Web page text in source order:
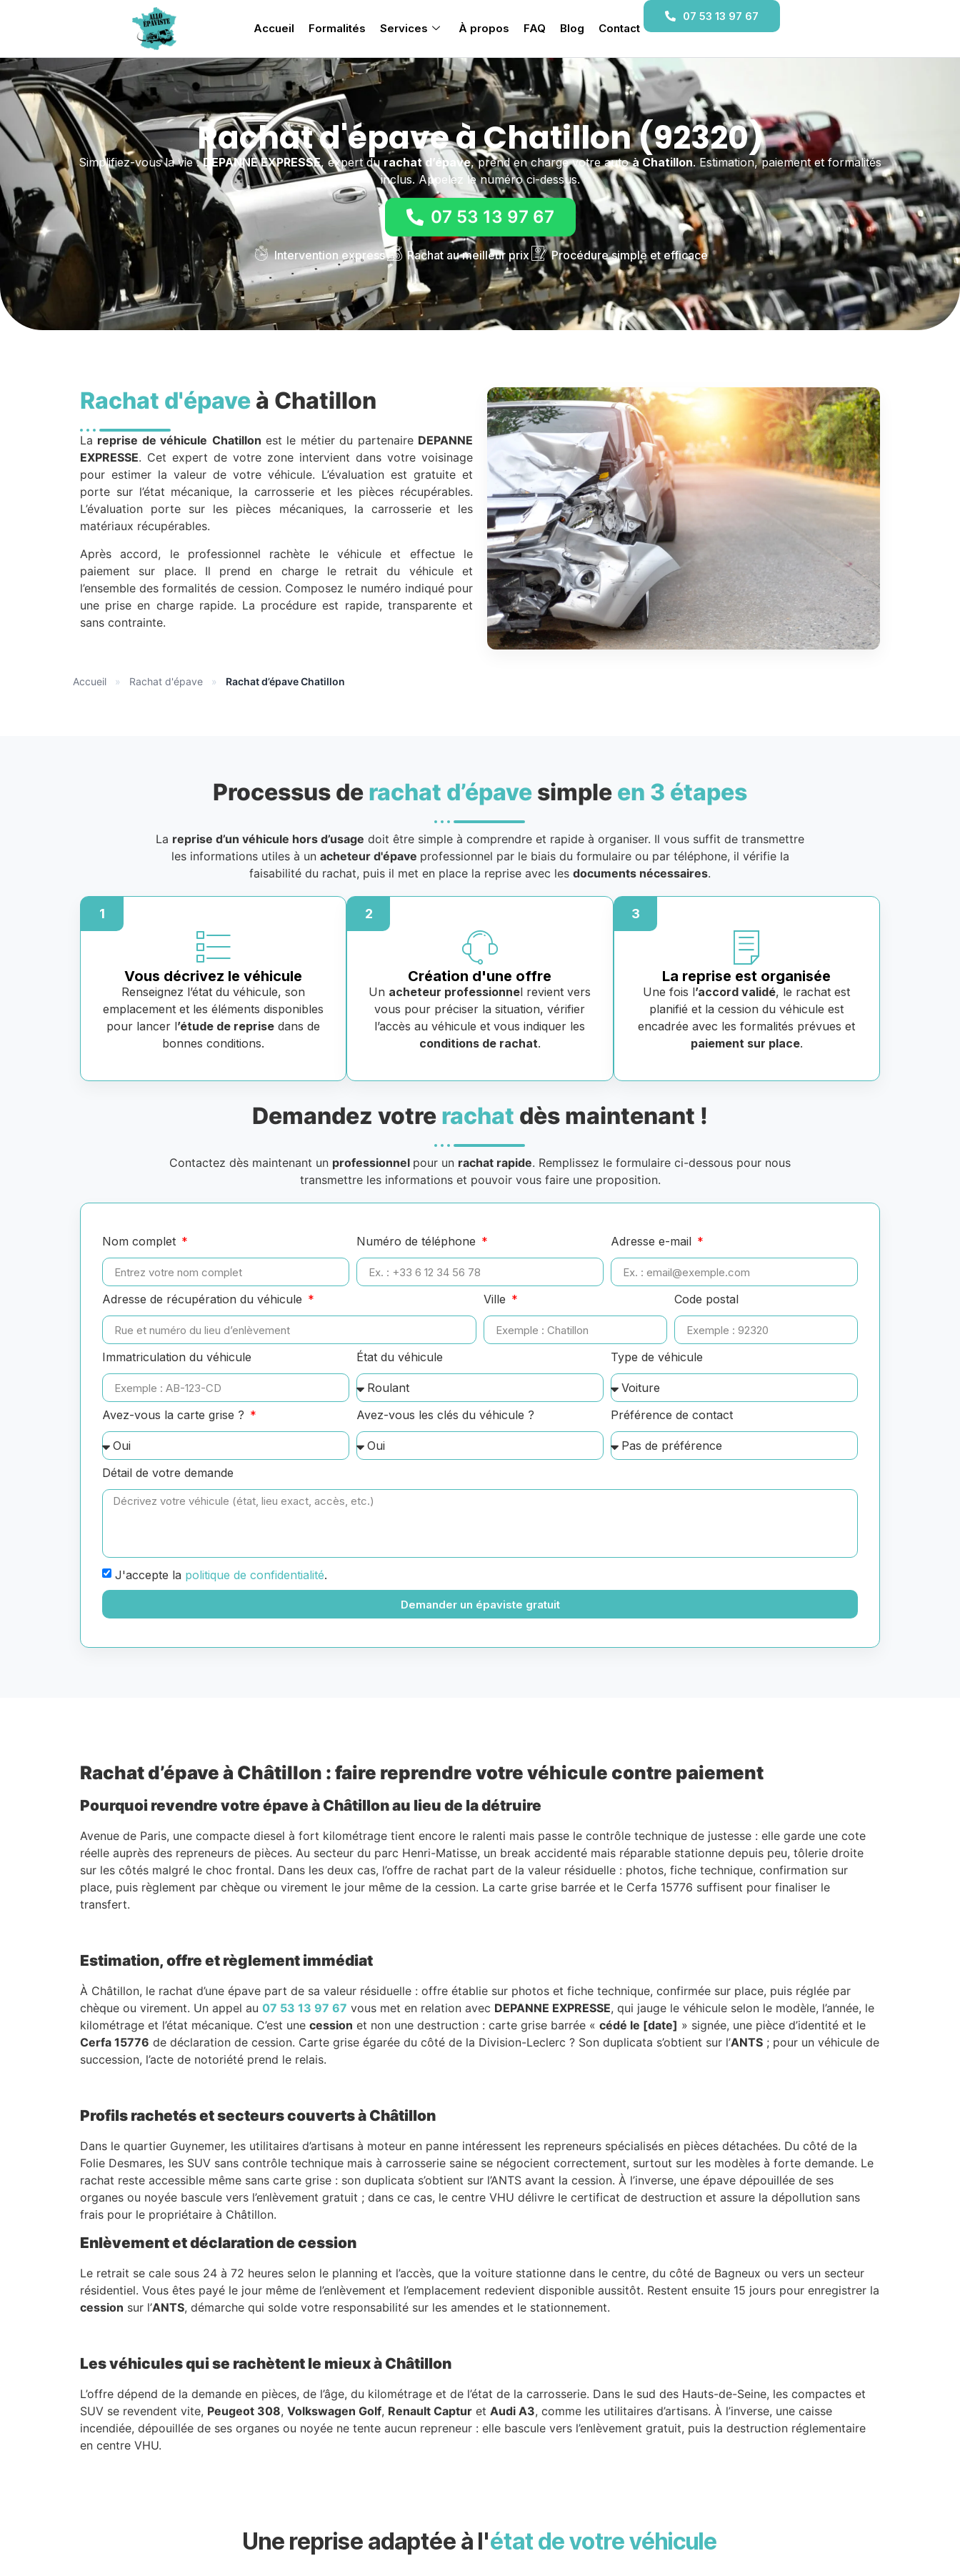
Accueil Formalités Services À propos FAQ Blog Contact
07 53 13 97 67
Rachat d'épave à Chatillon (92320)
Simplifiez-vous la vie :DEPANNE EXPRESSE, expert durachat d’épave, prend en charge votre autoà Chatillon. Estimation, paiement et formalités
inclus. Appelez le numéro ci-dessus.
07 53 13 97 67
Intervention express Rachat au meilleur prix Procédure simple et efficace
Rachat d'épave à Chatillon
La reprise de véhicule Chatillon est le métier du partenaire DEPANNE
EXPRESSE. Cet expert de votre zone intervient dans votre voisinage
pour estimer la valeur de votre véhicule. L’évaluation est gratuite et
porte sur l’état mécanique, la carrosserie et les pièces récupérables.
L’évaluation porte sur les pièces mécaniques, la carrosserie et les
matériaux récupérables.
Après accord, le professionnel rachète le véhicule et effectue le
paiement sur place. Il prend en charge le retrait du véhicule et
l’ensemble des formalités de cession. Composez le numéro indiqué pour
une prise en charge rapide. La procédure est rapide, transparente et
sans contrainte.
Accueil » Rachat d'épave » Rachat d’épave Chatillon
Processus de rachat d’épave simple en 3 étapes
La reprise d’un véhicule hors d’usage doit être simple à comprendre et rapide à organiser. Il vous suffit de transmettre
les informations utiles à un acheteur d'épave professionnel par le biais du formulaire ou par téléphone, il vérifie la
faisabilité du rachat, puis il met en place la reprise avec les documents nécessaires.
1
Vous décrivez le véhicule
Renseignez l’état du véhicule, son
emplacement et les éléments disponibles
pour lancer l’étude de reprise dans de
bonnes conditions.
2
Création d'une offre
Un acheteur professionnel revient vers
vous pour préciser la situation, vérifier
l’accès au véhicule et vous indiquer les
conditions de rachat.
3
La reprise est organisée
Une fois l’accord validé, le rachat est
planifié et la cession du véhicule est
encadrée avec les formalités prévues et
paiement sur place.
Demandez votre rachat dès maintenant !
Contactez dès maintenant un professionnel pour un rachat rapide. Remplissez le formulaire ci-dessous pour nous
transmettre les informations et pouvoir vous faire une proposition.
Nom complet Numéro de téléphone Adresse e-mail
Adresse de récupération du véhicule Ville Code postal
Immatriculation du véhicule État du véhicule Type de véhicule
Avez-vous la carte grise ? Avez-vous les clés du véhicule ? Préférence de contact
Détail de votre demande
J'accepte la politique de confidentialité.
Demander un épaviste gratuit
Rachat d’épave à Châtillon : faire reprendre votre véhicule contre paiement
Pourquoi revendre votre épave à Châtillon au lieu de la détruire
Avenue de Paris, une compacte diesel à fort kilométrage tient encore le ralenti mais passe le contrôle technique de justesse : elle garde une cote
réelle auprès des repreneurs de pièces. Au secteur du parc Henri-Matisse, un break accidenté mais réparable stationne depuis peu, tôlerie droite
sur les côtés malgré le choc frontal. Dans les deux cas, l’offre de rachat part de la valeur résiduelle : photos, fiche technique, confirmation sur
place, puis règlement par chèque ou virement le jour même de la cession. La carte grise barrée et le Cerfa 15776 suffisent pour finaliser le
transfert.
Estimation, offre et règlement immédiat
À Châtillon, le rachat d’une épave part de sa valeur résiduelle : offre établie sur photos et fiche technique, confirmée sur place, puis réglée par
chèque ou virement. Un appel au 07 53 13 97 67 vous met en relation avec DEPANNE EXPRESSE, qui jauge le véhicule selon le modèle, l’année, le
kilométrage et l’état mécanique. C’est une cession et non une destruction : carte grise barrée « cédé le [date] » signée, une pièce d’identité et le
Cerfa 15776 de déclaration de cession. Carte grise égarée du côté de la Division-Leclerc ? Son duplicata s’obtient sur l’ANTS ; pour un véhicule de
succession, l’acte de notoriété prend le relais.
Profils rachetés et secteurs couverts à Châtillon
Dans le quartier Guynemer, les utilitaires d’artisans à moteur en panne intéressent les repreneurs spécialisés en pièces détachées. Du côté de la
Folie Desmares, les SUV sans contrôle technique mais à carrosserie saine se négocient correctement, surtout sur les modèles à forte demande. Le
rachat reste accessible même sans carte grise : son duplicata s’obtient sur l’ANTS avant la cession. À l’inverse, une épave dépouillée de ses
organes ou noyée bascule vers l’enlèvement gratuit ; dans ce cas, le centre VHU délivre le certificat de destruction et assure la dépollution sans
frais pour le propriétaire à Châtillon.
Enlèvement et déclaration de cession
Le retrait se cale sous 24 à 72 heures selon le planning et l’accès, que la voiture stationne dans le centre, du côté de Bagneux ou vers un secteur
résidentiel. Vous êtes payé le jour même de l’enlèvement et l’emplacement redevient disponible aussitôt. Restent ensuite 15 jours pour enregistrer la
cession sur l’ANTS, démarche qui solde votre responsabilité sur les amendes et le stationnement.
Les véhicules qui se rachètent le mieux à Châtillon
L’offre dépend de la demande en pièces, de l’âge, du kilométrage et de l’état de la carrosserie. Dans le sud des Hauts-de-Seine, les compactes et
SUV se revendent vite, Peugeot 308, Volkswagen Golf, Renault Captur et Audi A3, comme les utilitaires d’artisans. À l’inverse, une caisse
incendiée, dépouillée de ses organes ou noyée ne tente aucun repreneur : elle bascule vers l’enlèvement gratuit, puis la destruction réglementaire
en centre VHU.
Une reprise adaptée à l'état de votre véhicule